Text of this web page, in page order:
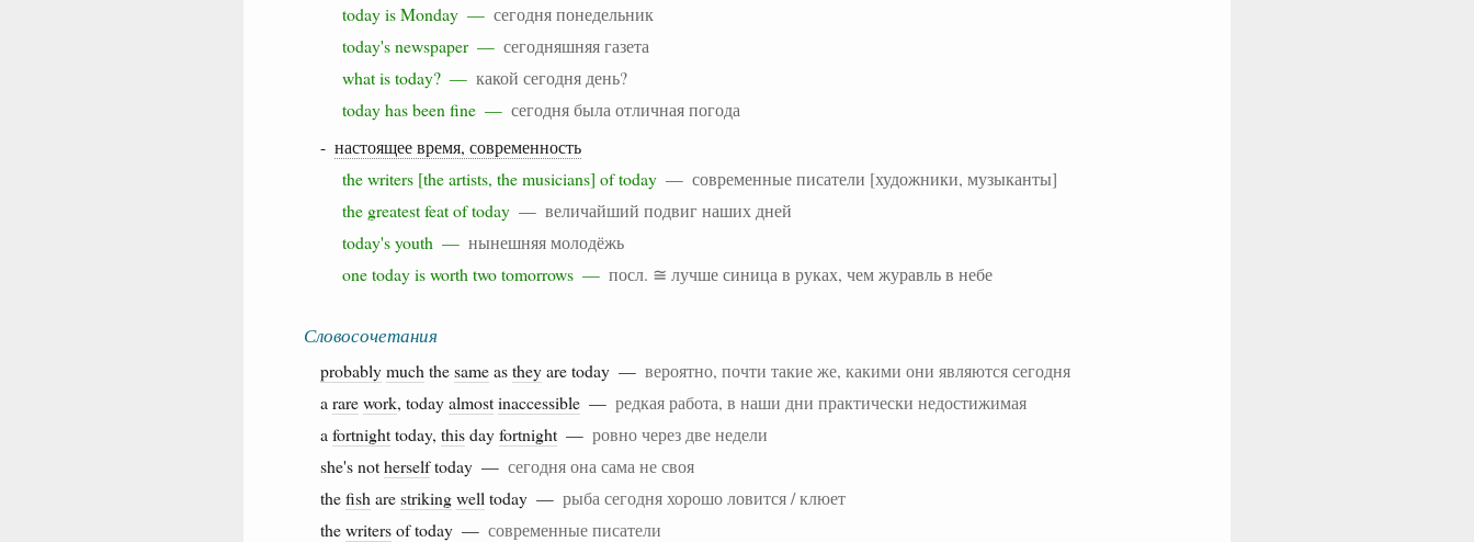
today is Monday — сегодня понедельник
today's newspaper — сегодняшняя газета
what is today? — какой сегодня день?
today has been fine — сегодня была отличная погода
- настоящее время, современность
the writers [the artists, the musicians] of today — современные писатели [художники, музыканты]
the greatest feat of today — величайший подвиг наших дней
today's youth — нынешняя молодёжь
one today is worth two tomorrows — посл. ≅ лучше синица в руках, чем журавль в небе
Словосочетания
probablymuch thesameastheyare today — вероятно, почти такие же, какими они являются сегодня
a rarework, todayalmostinaccessible — редкая работа, в наши дни практически недостижимая
a fortnighttoday, thisdayfortnight — ровно через две недели
she's notherselftoday — сегодня она сама не своя
thefish arestrikingwell today — рыба сегодня хорошо ловится / клюет
thewritersof today — современные писатели